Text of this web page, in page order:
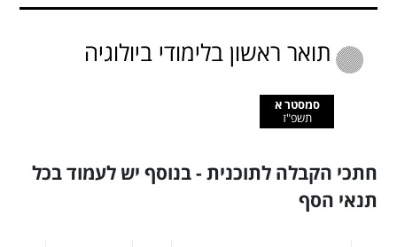
תואר ראשון בלימודי ביולוגיה
סמסטר א
תשפ"ז
חתכי הקבלה לתוכנית - בנוסף יש לעמוד בכל
תנאי הסף